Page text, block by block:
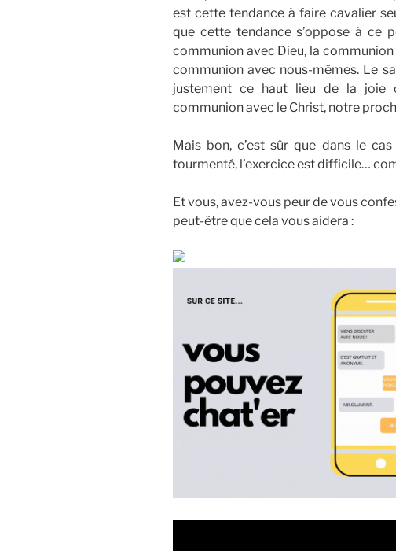
est cette tendance à faire cavalier
que cette tendance s’oppose à ce
communion avec Dieu, la
communion avec nous-mêmes. Le
justement ce haut lieu de la joie
communion avec le Christ, notre
Mais bon, c’est sûr que dans le
tourmenté, l’exercice est difficile…
Et vous, avez-vous peur de vous
peut-être que cela vous aidera :